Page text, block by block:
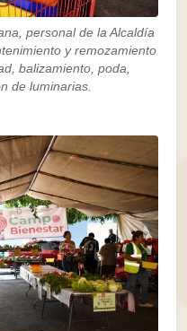
personal de la Alcaldía
y remozamiento
balizamiento, poda,
de luminarias.